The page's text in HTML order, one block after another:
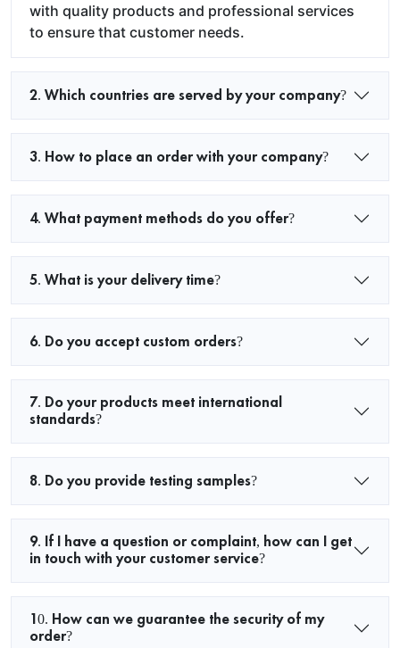
with quality products and professional services
to ensure that customer needs.
2. Which countries are served by your company?
3. How to place an order with your company?
4. What payment methods do you offer?
5. What is your delivery time?
6. Do you accept custom orders?
7. Do your products meet international
standards?
8. Do you provide testing samples?
9. If I have a question or complaint, how can I get
in touch with your customer service?
10. How can we guarantee the security of my
order?